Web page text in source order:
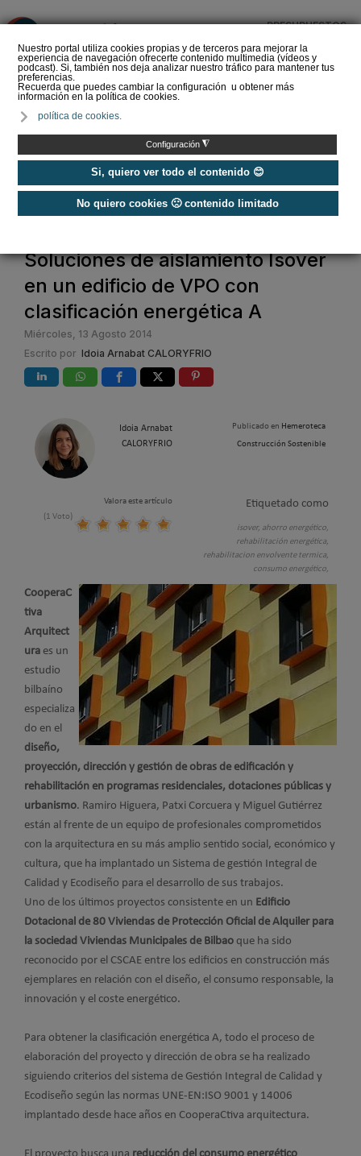
Nuestro portal utiliza cookies propias y de terceros para mejorar la
experiencia de navegación ofrecerte contenido multimedia (vídeos y
podcast). Si, también nos deja analizar nuestro tráfico para mantener tus
preferencias.
Recuerda que puedes cambiar la configuración u obtener más
información en la política de cookies.
política de cookies.
Configuración ◮
Si, quiero ver todo el contenido 😊
No quiero cookies 🙁 contenido limitado
PRESUPUESTOS
Soluciones de aislamiento Isover
en un edificio de VPO con
clasificación energética A
Miércoles, 13 Agosto 2014
Escrito por Idoia Arnabat CALORYFRIO
Idoia Arnabat
CALORYFRIO
Publicado en Hemeroteca
Construcción Sostenible
Valora este artículo
(1 Voto)
Etiquetado como
isover, ahorro energético,
rehabilitación energética,
rehabilitacion envolvente termica,
consumo energético,
CooperaC
tiva
Arquitect
ura es un
estudio
bilbaíno
especializa
do en el
diseño,
proyección, dirección y gestión de obras de edificación y
rehabilitación en programas residenciales, dotaciones públicas y
urbanismo. Ramiro Higuera, Patxi Corcuera y Miguel Gutiérrez
están al frente de un equipo de profesionales comprometidos
con la arquitectura en su más amplio sentido social, económico y
cultura, que ha implantado un Sistema de gestión Integral de
Calidad y Ecodiseño para el desarrollo de sus trabajos.
Uno de los últimos proyectos consistente en un Edificio
Dotacional de 80 Viviendas de Protección Oficial de Alquiler para
la sociedad Viviendas Municipales de Bilbao que ha sido
reconocido por el CSCAE entre los edificios en construcción más
ejemplares en relación con el diseño, el consumo responsable, la
innovación y el coste energético.
Para obtener la clasificación energética A, todo el proceso de
elaboración del proyecto y dirección de obra se ha realizado
siguiendo criterios del sistema de Gestión Integral de Calidad y
Ecodiseño según las normas UNE-EN:ISO 9001 y 14006
implantado desde hace años en CooperaCtiva arquitectura.